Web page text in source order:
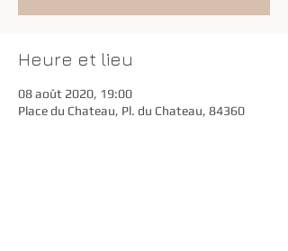
Heure et lieu
08 août 2020, 19:00
Place du Chateau, Pl. du Chateau, 84360